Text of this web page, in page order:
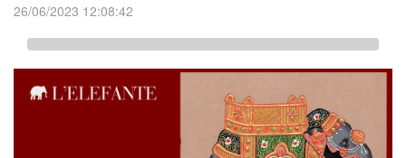
26/06/2023 12:08:42